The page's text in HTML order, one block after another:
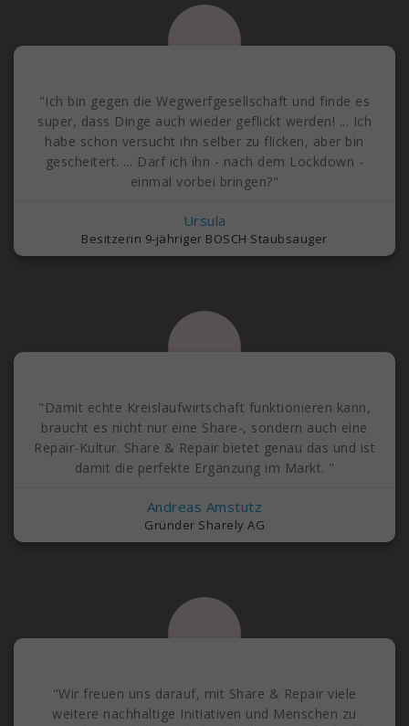
"Ich bin gegen die Wegwerfgesellschaft und finde es
super, dass Dinge auch wieder geflickt werden! ... Ich
habe schon versucht ihn selber zu flicken, aber bin
gescheitert. ... Darf ich ihn - nach dem Lockdown -
einmal vorbei bringen?"
Ursula
Besitzerin 9-jähriger BOSCH Staubsauger
"Damit echte Kreislaufwirtschaft funktionieren kann,
braucht es nicht nur eine Share-, sondern auch eine
Repair-Kultur. Share & Repair bietet genau das und ist
damit die perfekte Ergänzung im Markt. "
Andreas Amstutz
Gründer Sharely AG
"Wir freuen uns darauf, mit Share & Repair viele
weitere nachhaltige Initiativen und Menschen zu